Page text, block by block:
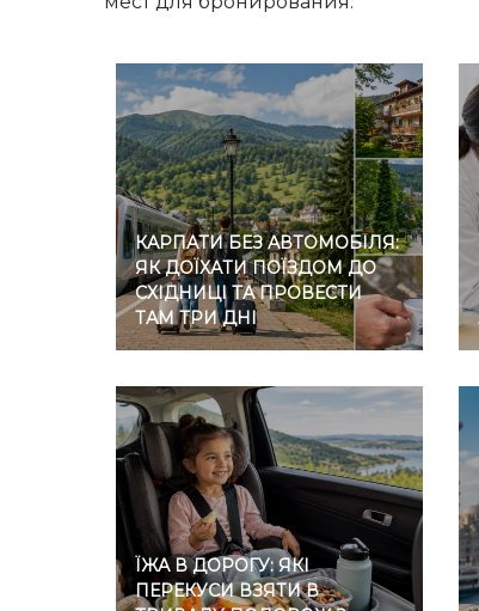
КАРПАТИ БЕЗ АВТОМОБІЛЯ:
ЯК ДОЇХАТИ ПОЇЗДОМ ДО
СХІДНИЦІ ТА ПРОВЕСТИ
ТАМ ТРИ ДНІ
ЇЖА В ДОРОГУ: ЯКІ
ПЕРЕКУСИ ВЗЯТИ В